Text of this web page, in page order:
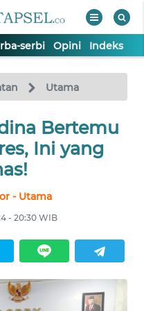
serbi Opini Indeks
Utama
Bertemu
Ini yang
- Utama
- 20:30 WIB